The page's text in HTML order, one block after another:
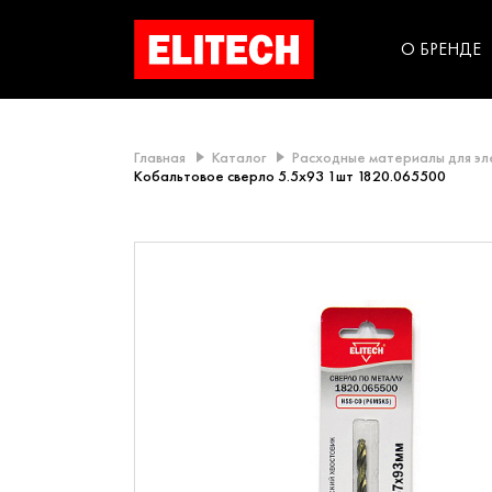
О БРЕНДЕ
Главная Каталог Расходные материалы для
Кобальтовое сверло 5.5х93 1шт 1820.065500